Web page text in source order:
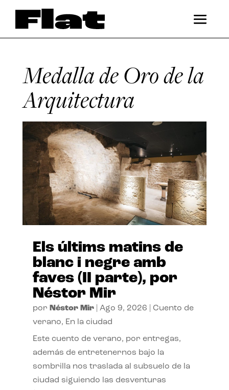
Medalla de Oro de la
Arquitectura
Els últims matins de
blanc i negre amb
faves (II parte), por
Néstor Mir
por Néstor Mir| Ago 9, 2026
Cuento de
verano, En la ciudad
Este cuento de verano, por entregas,
además de entretenernos bajo la
sombrilla nos traslada al subsuelo de la
ciudad siguiendo las desventuras